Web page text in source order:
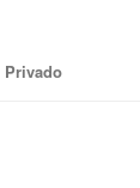
Privado